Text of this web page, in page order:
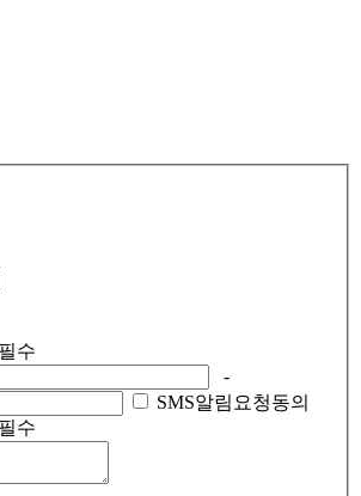
-
SMS알림요청동의